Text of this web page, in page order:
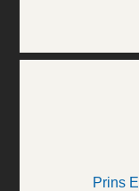
Prins